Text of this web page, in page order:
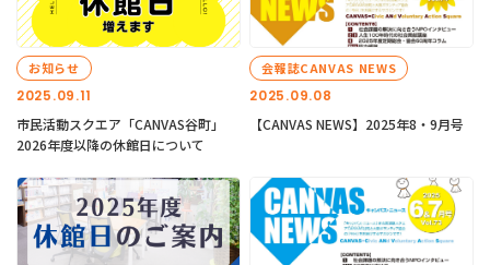
2025.09.11
お知らせ
市民活動スクエア「CANVAS谷町」
2026年度以降の休館日について
2025.09.08
会報誌CANVAS NEWS
【CANVAS NEWS】2025年8・9月号